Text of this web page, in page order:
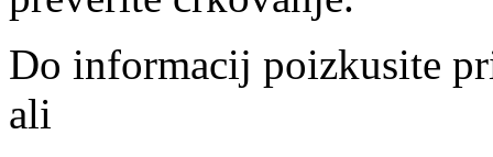
Do informacij poizkusite
ali